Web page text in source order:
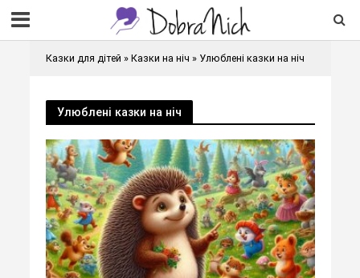
Казки для дітей » Казки на ніч » Улюблені казки на ніч
Улюблені казки на ніч